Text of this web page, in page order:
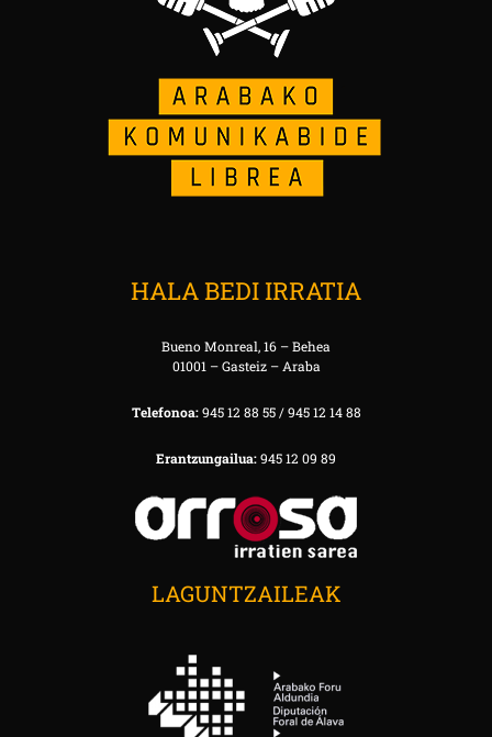
HALA BEDI IRRATIA
Bueno Monreal, 16 – Behea
01001 – Gasteiz – Araba
Telefonoa:945 12 88 55 / 945 12 14 88
Erantzungailua:945 12 09 89
LAGUNTZAILEAK